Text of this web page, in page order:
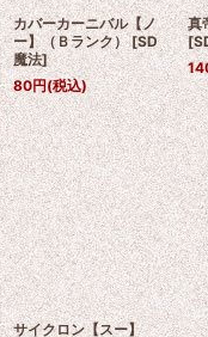
カバーカーニバル【ノ
ー】（Ｂランク） [SD
魔法]
80円(税込)
真
[
サイクロン【スー】